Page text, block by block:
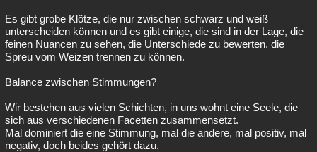
Es gibt grobe Klötze, die nur zwischen schwarz und weiß
unterscheiden können und es gibt einige, die sind in der Lage, die
feinen Nuancen zu sehen, die Unterschiede zu bewerten, die
Spreu vom Weizen trennen zu können.
Balance zwischen Stimmungen?
Wir bestehen aus vielen Schichten, in uns wohnt eine Seele, die
sich aus verschiedenen Facetten zusammensetzt.
Mal dominiert die eine Stimmung, mal die andere, mal positiv, mal
negativ, doch beides gehört dazu.